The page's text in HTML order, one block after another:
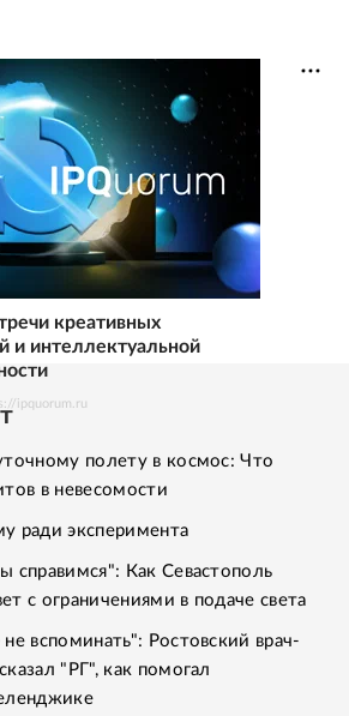
креативных
и интеллектуальной
ipquorum.ru
полету в космос: Что
в невесомости
ради эксперимента
справимся": Как Севастополь
с ограничениями в подаче света
вспоминать": Ростовский врач-
"РГ", как помогал